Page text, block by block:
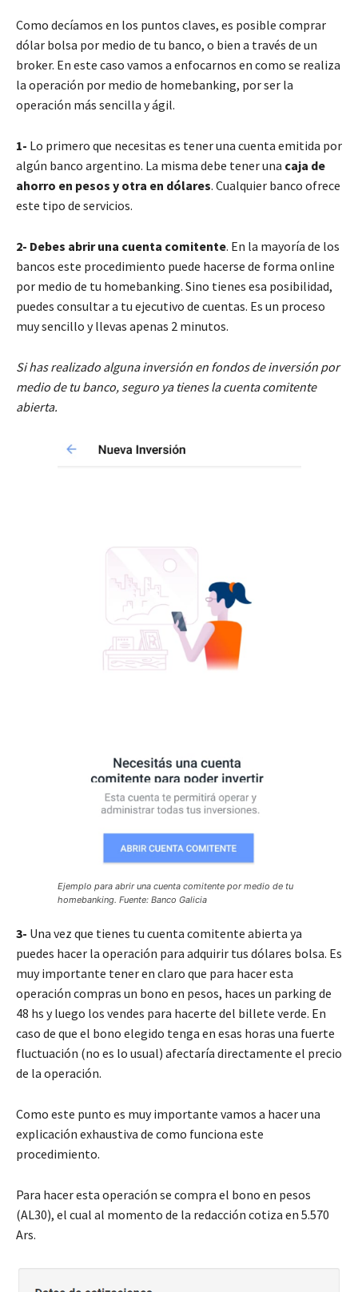
Como decíamos en los puntos claves, es posible comprar
dólar bolsa por medio de tu banco, o bien a través de un
broker. En este caso vamos a enfocarnos en como se realiza
la operación por medio de homebanking, por ser la
operación más sencilla y ágil.
1- Lo primero que necesitas es tener una cuenta emitida por
algún banco argentino. La misma debe tener una caja de
ahorro en pesos y otra en dólares. Cualquier banco ofrece
este tipo de servicios.
2- Debes abrir una cuenta comitente. En la mayoría de los
bancos este procedimiento puede hacerse de forma online
por medio de tu homebanking. Sino tienes esa posibilidad,
puedes consultar a tu ejecutivo de cuentas. Es un proceso
muy sencillo y llevas apenas 2 minutos.
Si has realizado alguna inversión en fondos de inversión por
medio de tu banco, seguro ya tienes la cuenta comitente
abierta.
Ejemplo para abrir una cuenta comitente por medio de tu
homebanking. Fuente: Banco Galicia
3- Una vez que tienes tu cuenta comitente abierta ya
puedes hacer la operación para adquirir tus dólares bolsa. Es
muy importante tener en claro que para hacer esta
operación compras un bono en pesos, haces un parking de
48 hs y luego los vendes para hacerte del billete verde. En
caso de que el bono elegido tenga en esas horas una fuerte
fluctuación (no es lo usual) afectaría directamente el precio
de la operación.
Como este punto es muy importante vamos a hacer una
explicación exhaustiva de como funciona este
procedimiento.
Para hacer esta operación se compra el bono en pesos
(AL30), el cual al momento de la redacción cotiza en 5.570
Ars.